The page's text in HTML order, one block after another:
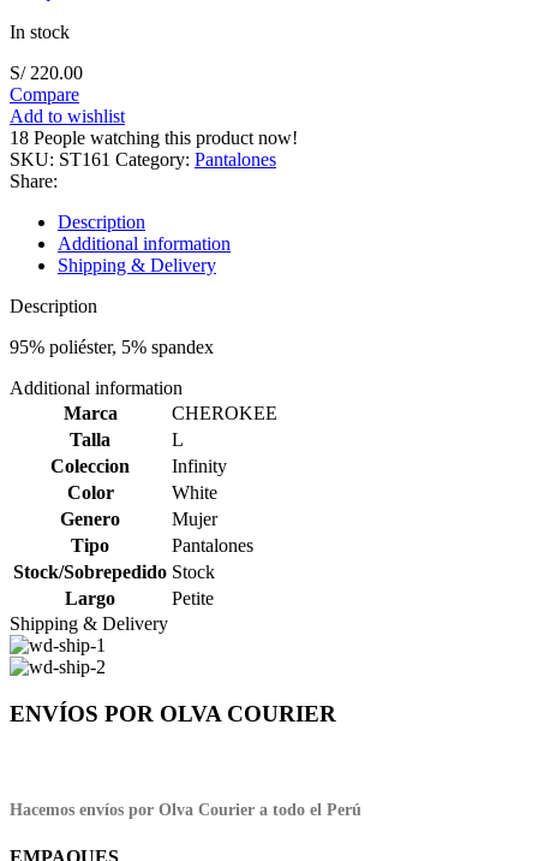
In stock
S/220.00
Compare
Add to wishlist
18 People watching this product now!
SKU: ST161 Category: Pantalones
Share:
Description
Additional information
Shipping & Delivery
Description
95% poliéster, 5% spandex
Additional information
Marca
CHEROKEE
Talla
L
Coleccion
Infinity
Color
White
Genero
Mujer
Tipo
Pantalones
Stock/Sobrepedido Stock
Largo
Petite
Shipping & Delivery
ENVÍOS POR OLVA COURIER
Hacemos envíos por Olva Courier a todo el Perú
EMPAQUES